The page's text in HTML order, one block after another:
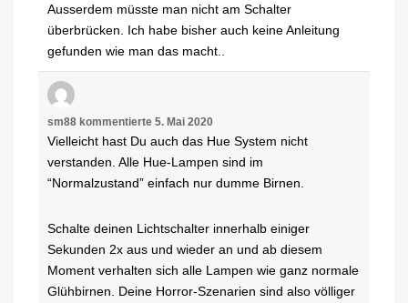
Ausserdem müsste man nicht am Schalter
überbrücken. Ich habe bisher auch keine Anleitung
gefunden wie man das macht..
sm88 kommentierte 5. Mai 2020
Vielleicht hast Du auch das Hue System nicht
verstanden. Alle Hue-Lampen sind im
“Normalzustand” einfach nur dumme Birnen.
Schalte deinen Lichtschalter innerhalb einiger
Sekunden 2x aus und wieder an und ab diesem
Moment verhalten sich alle Lampen wie ganz normale
Glühbirnen. Deine Horror-Szenarien sind also völliger